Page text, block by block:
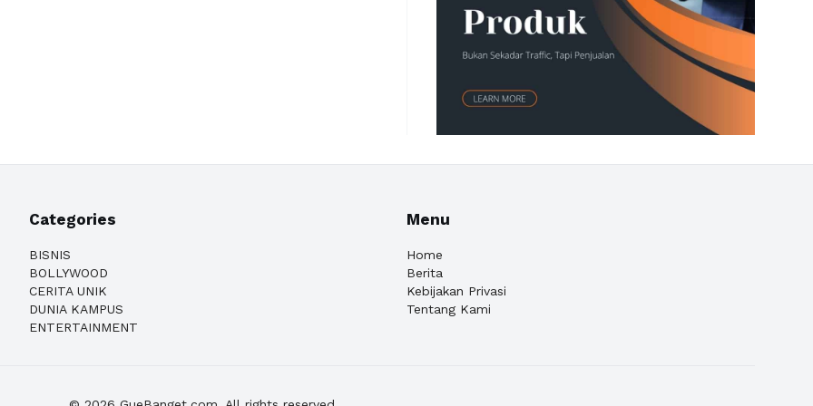
Categories
BISNIS
BOLLYWOOD
CERITA UNIK
DUNIA KAMPUS
ENTERTAINMENT
Menu
Home
Berita
Kebijakan Privasi
Tentang Kami